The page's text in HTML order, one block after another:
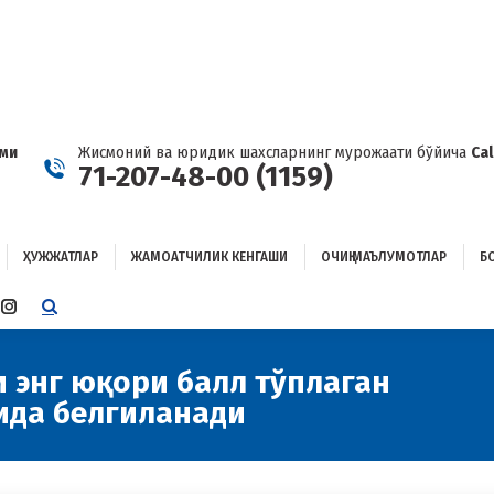
Жисмоний ва юридик шахсларнинг мурожаати бўйича
71-207-48-00 (1159)
ҲУЖЖАТЛАР ЖАМОАТЧИЛИК КЕНГАШИ ОЧИҚ МАЪЛУМОТЛАР
INSTAGRAM
IN
NEW
WINDOW
юқори балл тўплаган
белгиланади